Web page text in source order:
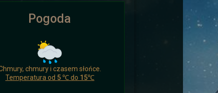
czasu nacieszyć się czymś
drogowcy zaskoczeni.
Pogoda
chmury i czasem słońce.
Temperatura od 5 ℃do 15℃